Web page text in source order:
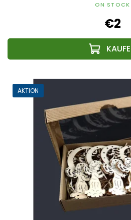
ON STOCK
€2
AKTION